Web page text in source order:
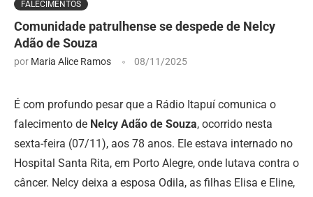
FALECIMENTOS
Comunidade patrulhense se despede de Nelcy
Adão de Souza
por Maria Alice Ramos 08/11/2025
É com profundo pesar que a Rádio Itapuí comunica o
falecimento de Nelcy Adão de Souza, ocorrido nesta
sexta-feira (07/11), aos 78 anos. Ele estava internado no
Hospital Santa Rita, em Porto Alegre, onde lutava contra o
câncer. Nelcy deixa a esposa Odila, as filhas Elisa e Eline,